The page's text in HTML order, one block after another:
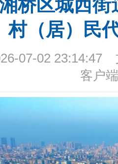
桥区城西
村（居）民
07-02 23:14:47
客户端